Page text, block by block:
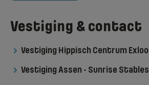
Vestiging & contact
Vestiging Hippisch Centrum Exloo
Vestiging Assen - Sunrise Stables